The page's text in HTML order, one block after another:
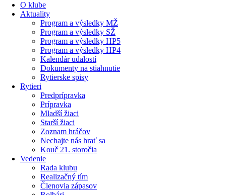
O klube
Aktuality
Program a výsledky MŽ
Program a výsledky SŽ
Program a výsledky HP5
Program a výsledky HP4
Kalendár udalostí
Dokumenty na stiahnutie
Rytierske spisy
Rytieri
Predprípravka
Prípravka
Mladší žiaci
Starší žiaci
Zoznam hráčov
Nechajte nás hrať sa
Kouč 21. storočia
Vedenie
Rada klubu
Realizačný tím
Členovia zápasov